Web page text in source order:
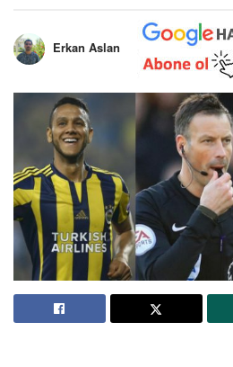
Erkan Aslan